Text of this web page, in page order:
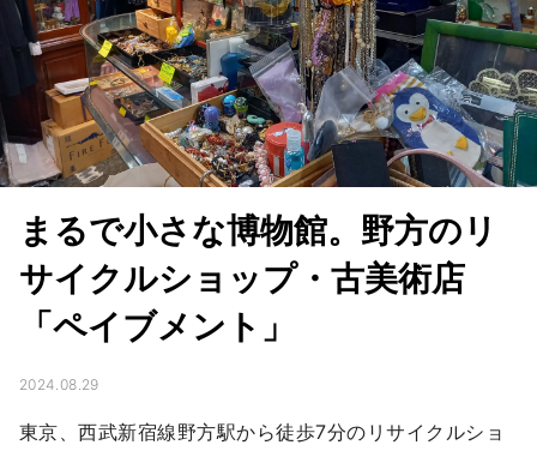
まるで小さな博物館。野方のリ
サイクルショップ・古美術店
「ペイブメント」
2024.08.29
東京、西武新宿線野方駅から徒歩7分のリサイクルショ